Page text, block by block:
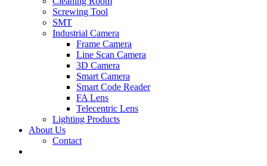
Screwing Tool
SMT
Industrial Camera
Frame Camera
Line Scan Camera
3D Camera
Smart Camera
Smart Code Reader
FA Lens
Telecentric Lens
Lighting Products
About Us
Contact